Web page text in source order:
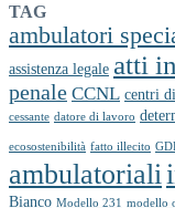
TAG
ambulatori
assistenza legale atti
penale CCNL centri
cessante datore di lavoro
ecosostenibilità fatto illecito
ambulatoriali
Bianco Modello 231 modello